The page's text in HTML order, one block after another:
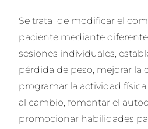
Se trata de modificar el
paciente mediante
sesiones individuales,
pérdida de peso, mejorar la
programar la actividad
al cambio, fomentar el
promocionar habilidades